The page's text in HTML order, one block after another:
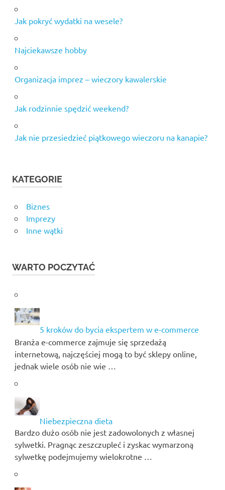
Jak pokryć wydatki na wesele?
Najciekawsze hobby
Organizacja imprez – wieczory kawalerskie
Jak rodzinnie spędzić weekend?
Jak nie przesiedzieć piątkowego wieczoru na kanapie?
KATEGORIE
Biznes
Imprezy
Inne wątki
WARTO POCZYTAĆ
5 kroków do bycia ekspertem w e-commerce
Branża e-commerce zajmuje się sprzedażą
internetową, najczęściej mogą to być sklepy online,
jednak wiele osób nie wie …
Niebezpieczna dieta
Bardzo dużo osób nie jest zadowolonych z własnej
sylwetki. Pragnąc zeszczupleć i zyskac wymarzoną
sylwetkę podejmujemy wielokrotne …